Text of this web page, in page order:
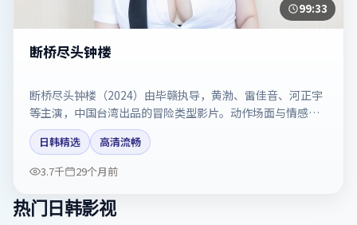
99:33
断桥尽头钟楼
断桥尽头钟楼（2024）由毕赣执导，黄渤、雷佳音、河正宇
等主演，中国台湾出品的冒险类型影片。动作场面与情感戏
比例拿捏得当。剧情简介与主创信息可供检索参考，上映日
期以片方资料为准。
日韩精选
高清流畅
3.7千
29个月前
热门日韩影视